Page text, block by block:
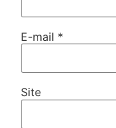
E-mail *
Site